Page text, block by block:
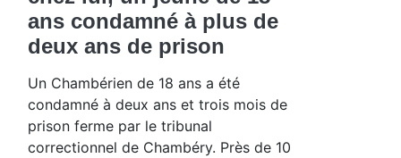
ans condamné à plus de
deux ans de prison
Un Chambérien de 18 ans a été
condamné à deux ans et trois mois de
prison ferme par le tribunal
correctionnel de Chambéry. Près de 10